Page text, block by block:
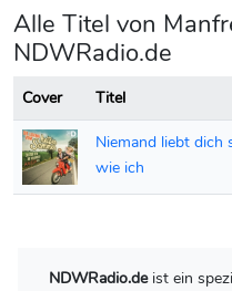
Alle Titel von
NDWRadio.de
Cover Titel
Niemand liebt dich
wie ich
NDWRadio.deist ein